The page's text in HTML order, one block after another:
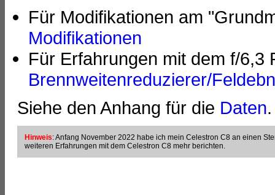
Für Modifikationen am
Modifikationen
Für Erfahrungen mit dem f/
Brennweitenreduzierer/
Siehe den Anhang für die Daten.
Hinweis: Anfang November 2022 habe ich mein Celestron C8 an einen
weiteren Erfahrungen mit dem Celestron C8 mehr berichten.